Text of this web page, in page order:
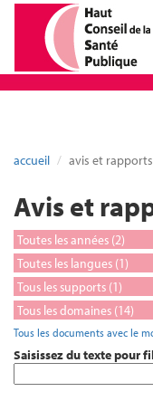
accueil avis et rapports
Avis et
Tous les documents avec le
Saisissez du texte pour